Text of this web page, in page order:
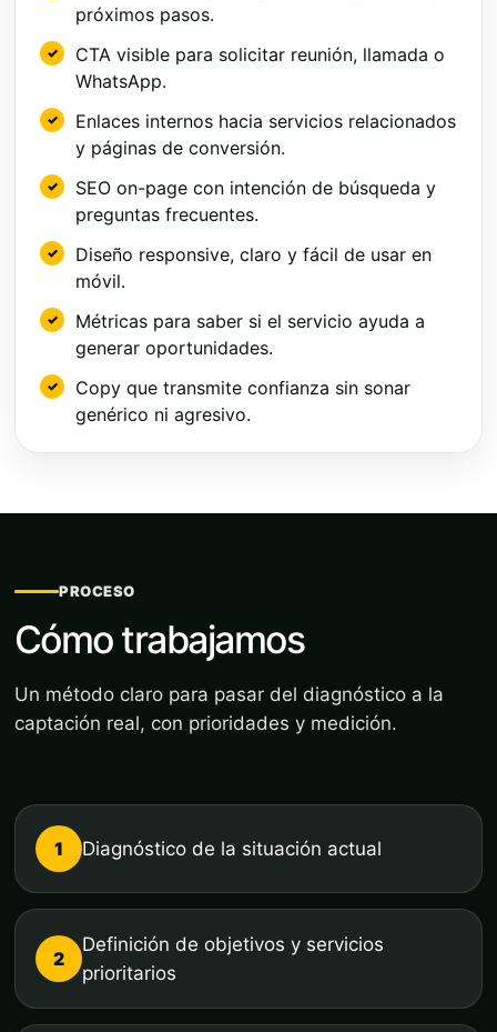
próximos pasos.
CTA visible para solicitar reunión, llamada o
WhatsApp.
Enlaces internos hacia servicios relacionados
y páginas de conversión.
SEO on-page con intención de búsqueda y
preguntas frecuentes.
Diseño responsive, claro y fácil de usar en
móvil.
Métricas para saber si el servicio ayuda a
generar oportunidades.
Copy que transmite confianza sin sonar
genérico ni agresivo.
PROCESO
Cómo trabajamos
Un método claro para pasar del diagnóstico a la
captación real, con prioridades y medición.
1 Diagnóstico de la situación actual
2
Definición de objetivos y servicios
prioritarios